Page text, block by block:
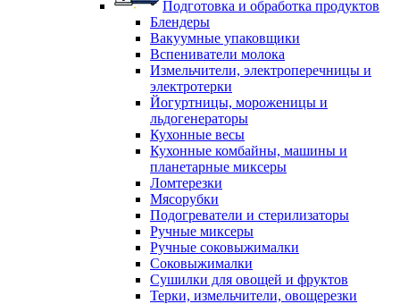
Подготовка и обработка продуктов
Блендеры
Вакуумные упаковщики
Вспениватели молока
Измельчители, электроперечницы и
электротерки
Йогуртницы, мороженицы и
льдогенераторы
Кухонные весы
Кухонные комбайны, машины и
планетарные миксеры
Ломтерезки
Мясорубки
Подогреватели и стерилизаторы
Ручные миксеры
Ручные соковыжималки
Соковыжималки
Сушилки для овощей и фруктов
Терки, измельчители, овощерезки